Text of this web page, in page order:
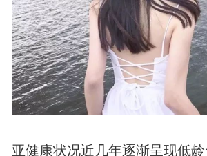
亚健康状况近几年逐渐呈现低